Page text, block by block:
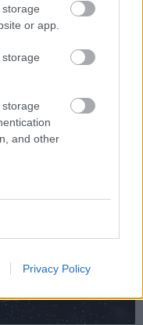
or app.
and other
Privacy Policy
ezt a magyar
játékot